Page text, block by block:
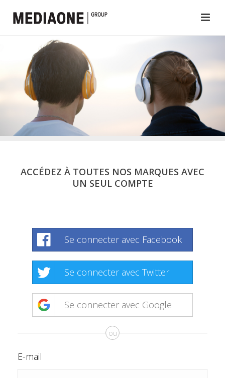
ACCÉDEZ À TOUTES NOS MARQUES AVEC
UN SEUL COMPTE
Se connecter avec Facebook
Se connecter avec Twitter
Se connecter avec Google
ou
E-mail